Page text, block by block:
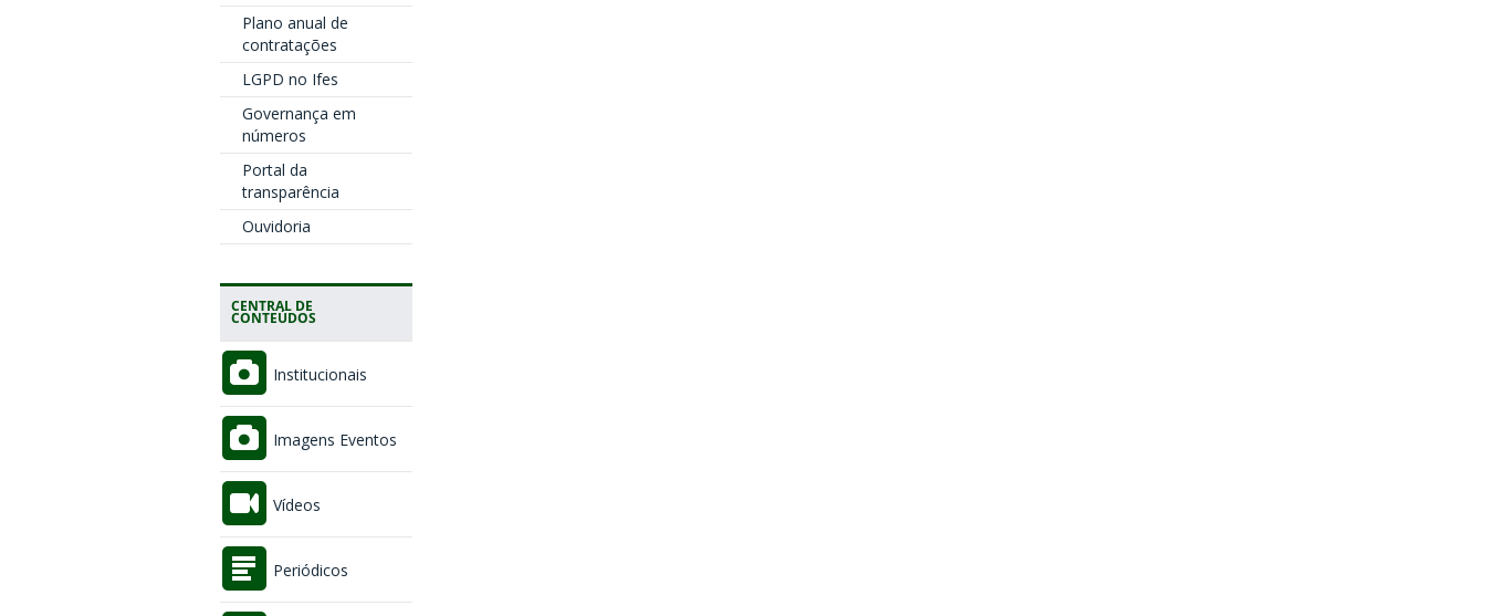
Plano anual de
contratações
LGPD no Ifes
Governança em
números
Portal da
transparência
Ouvidoria
CENTRAL DE
CONTEÚDOS
Institucionais
Imagens Eventos
Vídeos
Periódicos